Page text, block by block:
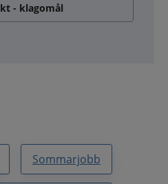
- klagomål
Sommarjobb